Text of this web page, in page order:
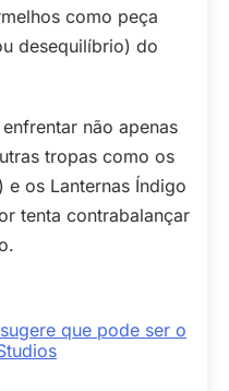
como peça
desequilíbrio) do
não apenas
tropas como os
e os Lanternas Índigo
tenta contrabalançar
que pode ser o